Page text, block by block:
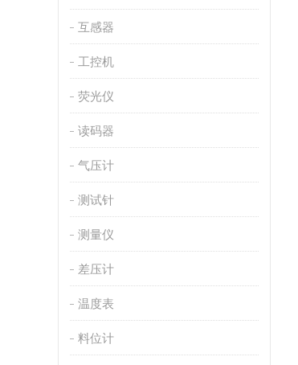
互感器
工控机
荧光仪
读码器
气压计
测试针
测量仪
差压计
温度表
料位计